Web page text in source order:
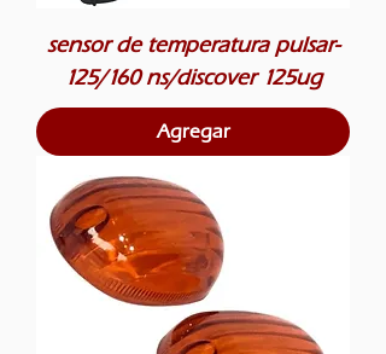
sensor de temperatura pulsar-
125/160 ns/discover 125ug
Agregar